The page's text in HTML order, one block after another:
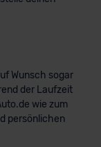
Wunsch sogar
der Laufzeit
wie zum
persönlichen